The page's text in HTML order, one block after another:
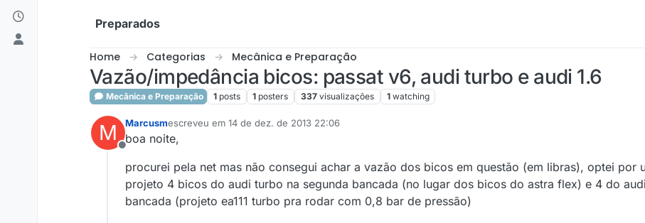
Skip to content
Preparados
Home Categorias Mecânica e Preparação
Vazão/impedância bicos: passat v6, audi turbo e audi 1.6
Mecânica e Preparação 1 posts 1 posters 337 visualizações 1 watching
M
Offline
Marcusmescreveu em 14 de dez. de 2013 22:06
última edição por
boa noite,
procurei pela net mas não consegui achar a vazão dos bicos em questão (em libras), optei por
projeto 4 bicos do audi turbo na segunda bancada (no lugar dos bicos do astra flex) e 4 do
bancada (projeto ea111 turbo pra rodar com 0,8 bar de pressão)